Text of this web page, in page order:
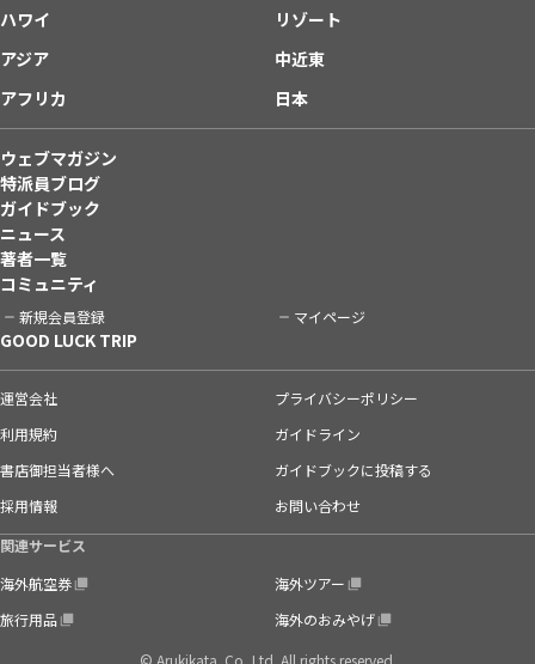
ハワイ
リゾート
アジア
中近東
アフリカ
日本
ウェブマガジン
特派員ブログ
ガイドブック
ニュース
著者一覧
コミュニティ
新規会員登録 マイページ
GOOD LUCK TRIP
運営会社
プライバシーポリシー
利用規約
ガイドライン
書店御担当者様へ
ガイドブックに投稿する
採用情報
お問い合わせ
関連サービス
海外航空券
海外ツアー
旅行用品
海外のおみやげ
© Arukikata. Co.,Ltd. All rights reserved.